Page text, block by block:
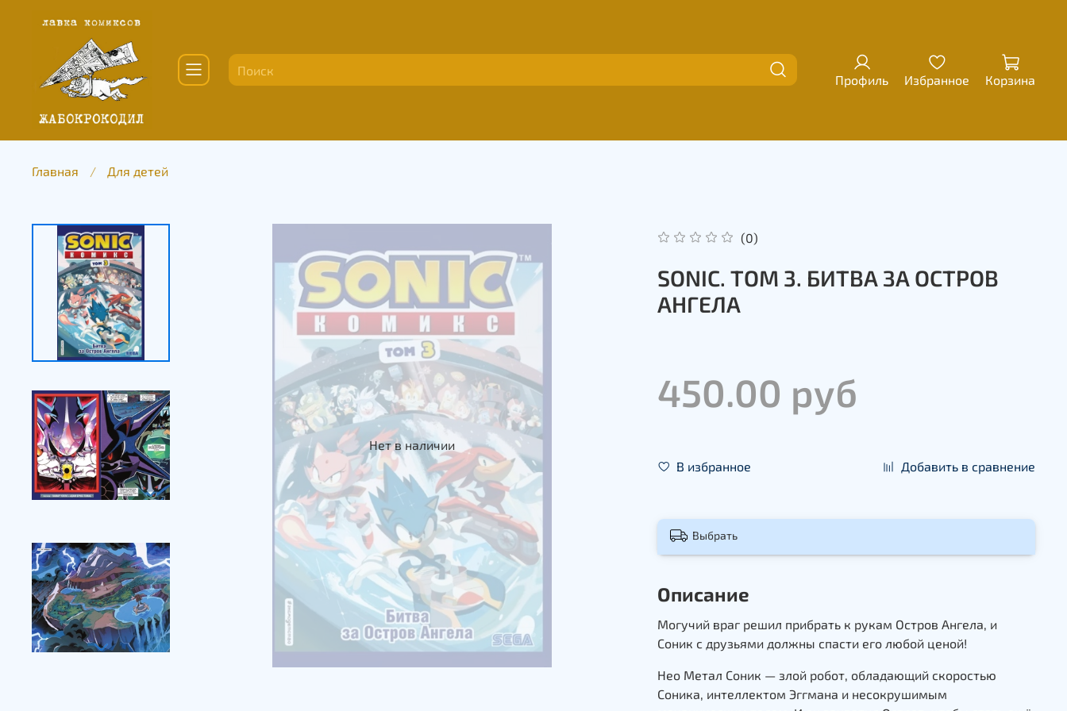
Профиль Избранное Корзина
Главная Для детей
Нет в наличии
(0)
SONIC. ТОМ 3. БИТВА ЗА ОСТРОВ
АНГЕЛА
450.00 руб
В избранное Добавить в сравнение
Выбрать
Описание
Могучий враг решил прибрать к рукам Остров Ангела, и
Соник с друзьями должны спасти его любой ценой!
Нео Метал Соник — злой робот, обладающий скоростью
Соника, интеллектом Эггмана и несокрушимым